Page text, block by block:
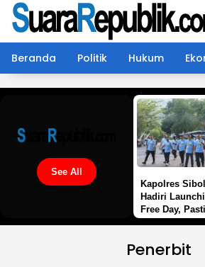
Langsung
konten
Beranda
Politik Hukum
See All
Kapolres
Hadiri
Free Day,
Penerbit